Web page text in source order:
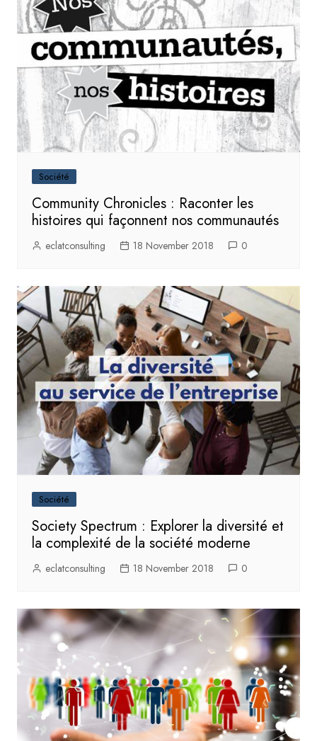
Société
Community Chronicles : Raconter les
histoires qui façonnent nos communautés
eclatconsulting 18 November 2018 0
Société
Society Spectrum : Explorer la diversité et
la complexité de la société moderne
eclatconsulting 18 November 2018 0